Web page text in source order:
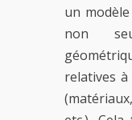
un
non
relatives